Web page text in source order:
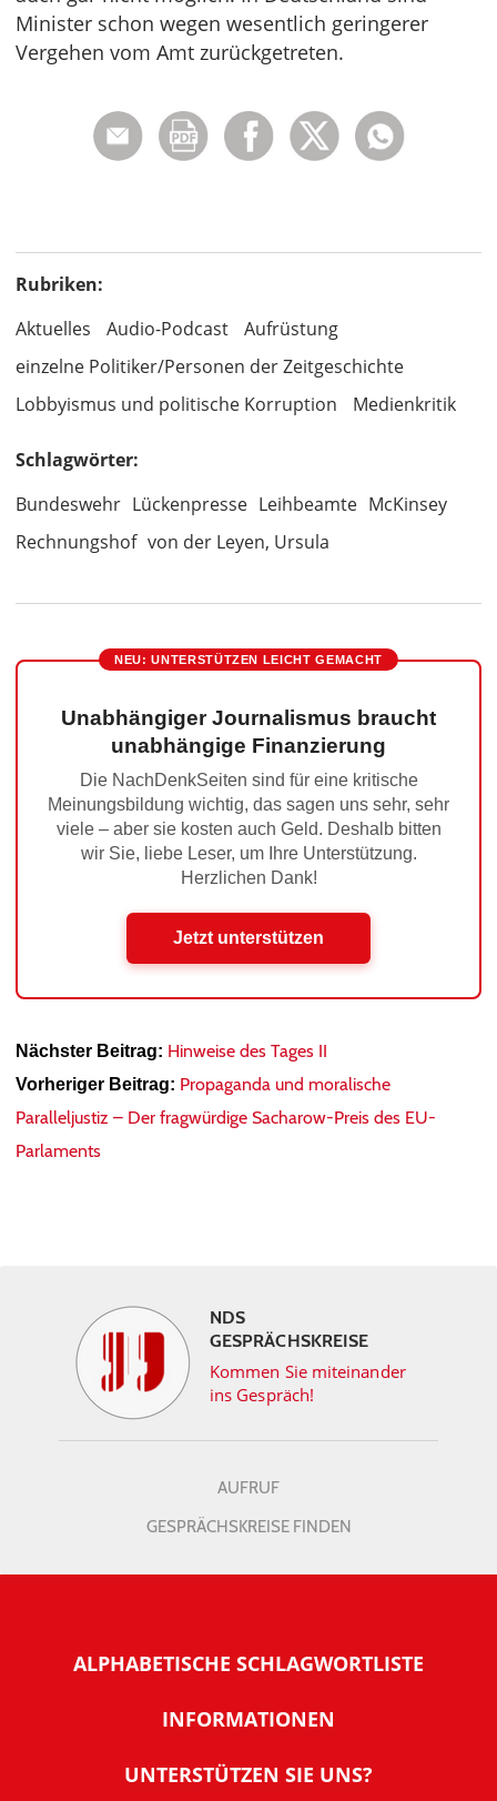
Minister schon wegen wesentlich geringerer
Vergehen vom Amt zurückgetreten.
Rubriken:
Aktuelles
Audio-Podcast
Aufrüstung
einzelne Politiker/Personen der Zeitgeschichte
Lobbyismus und politische Korruption
Medienkritik
Schlagwörter:
Bundeswehr Lückenpresse Leihbeamte McKinsey
Rechnungshof von der Leyen, Ursula
NEU: UNTERSTÜTZEN LEICHT GEMACHT
Unabhängiger Journalismus braucht
unabhängige Finanzierung
Die NachDenkSeiten sind für eine kritische
Meinungsbildung wichtig, das sagen uns sehr, sehr
viele – aber sie kosten auch Geld. Deshalb bitten
wir Sie, liebe Leser, um Ihre Unterstützung.
Herzlichen Dank!
Jetzt unterstützen
Nächster Beitrag: Hinweise des Tages II
Vorheriger Beitrag: Propaganda und moralische
Paralleljustiz – Der fragwürdige Sacharow-Preis des EU-
Parlaments
NDS
GESPRÄCHSKREISE
Kommen Sie miteinander
ins Gespräch!
AUFRUF
GESPRÄCHSKREISE FINDEN
ALPHABETISCHE SCHLAGWORTLISTE
INFORMATIONEN
Warum NachDenkSeiten
UNTERSTÜTZEN SIE UNS?